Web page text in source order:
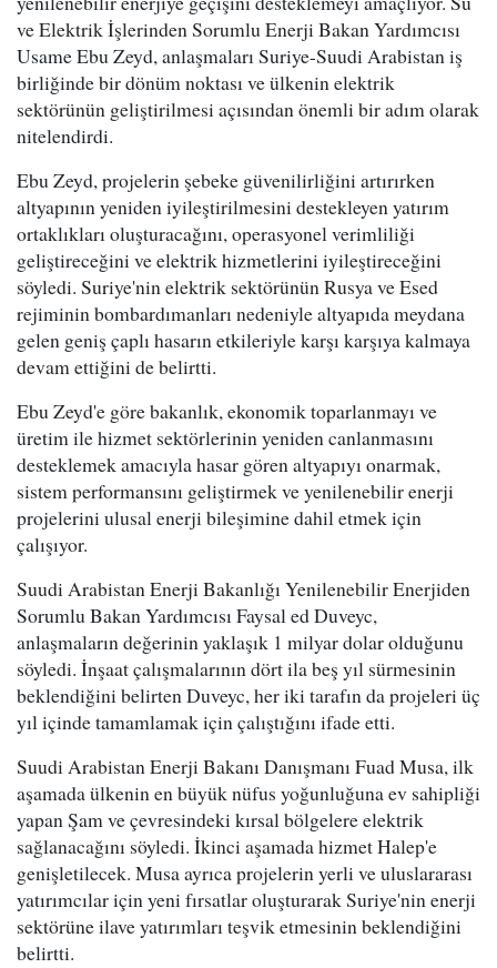
ve Elektrik İşlerinden Sorumlu Enerji Bakan Yardımcısı
Usame Ebu Zeyd, anlaşmaları Suriye-Suudi Arabistan iş
birliğinde bir dönüm noktası ve ülkenin elektrik
sektörünün geliştirilmesi açısından önemli bir adım olarak
nitelendirdi.
Ebu Zeyd, projelerin şebeke güvenilirliğini artırırken
altyapının yeniden iyileştirilmesini destekleyen yatırım
ortaklıkları oluşturacağını, operasyonel verimliliği
geliştireceğini ve elektrik hizmetlerini iyileştireceğini
söyledi. Suriye'nin elektrik sektörünün Rusya ve Esed
rejiminin bombardımanları nedeniyle altyapıda meydana
gelen geniş çaplı hasarın etkileriyle karşı karşıya kalmaya
devam ettiğini de belirtti.
Ebu Zeyd'e göre bakanlık, ekonomik toparlanmayı ve
üretim ile hizmet sektörlerinin yeniden canlanmasını
desteklemek amacıyla hasar gören altyapıyı onarmak,
sistem performansını geliştirmek ve yenilenebilir enerji
projelerini ulusal enerji bileşimine dahil etmek için
çalışıyor.
Suudi Arabistan Enerji Bakanlığı Yenilenebilir Enerjiden
Sorumlu Bakan Yardımcısı Faysal ed Duveyc,
anlaşmaların değerinin yaklaşık 1 milyar dolar olduğunu
söyledi. İnşaat çalışmalarının dört ila beş yıl sürmesinin
beklendiğini belirten Duveyc, her iki tarafın da projeleri üç
yıl içinde tamamlamak için çalıştığını ifade etti.
Suudi Arabistan Enerji Bakanı Danışmanı Fuad Musa, ilk
aşamada ülkenin en büyük nüfus yoğunluğuna ev sahipliği
yapan Şam ve çevresindeki kırsal bölgelere elektrik
sağlanacağını söyledi. İkinci aşamada hizmet Halep'e
genişletilecek. Musa ayrıca projelerin yerli ve uluslararası
yatırımcılar için yeni fırsatlar oluşturarak Suriye'nin enerji
sektörüne ilave yatırımları teşvik etmesinin beklendiğini
belirtti.